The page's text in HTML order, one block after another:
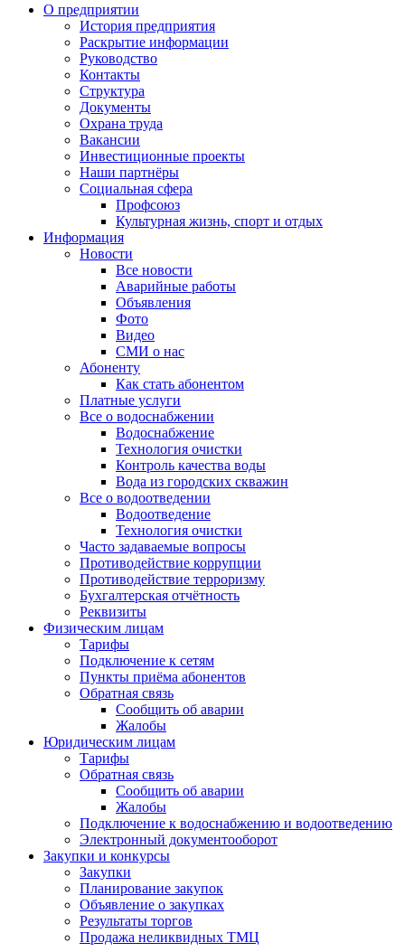
О предприятии
История предприятия
Раскрытие информации
Руководство
Контакты
Структура
Документы
Охрана труда
Вакансии
Инвестиционные проекты
Наши партнёры
Социальная сфера
Профсоюз
Культурная жизнь, спорт и отдых
Информация
Новости
Все новости
Аварийные работы
Объявления
Фото
Видео
СМИ о нас
Абоненту
Как стать абонентом
Платные услуги
Все о водоснабжении
Водоснабжение
Технология очистки
Контроль качества воды
Вода из городских скважин
Все о водоотведении
Водоотведение
Технология очистки
Часто задаваемые вопросы
Противодействие коррупции
Противодействие терроризму
Бухгалтерская отчётность
Реквизиты
Физическим лицам
Тарифы
Подключение к сетям
Пункты приёма абонентов
Обратная связь
Сообщить об аварии
Жалобы
Юридическим лицам
Тарифы
Обратная связь
Сообщить об аварии
Жалобы
Подключение к водоснабжению и водоотведению
Электронный документооборот
Закупки и конкурсы
Закупки
Планирование закупок
Объявление о закупках
Результаты торгов
Продажа неликвидных ТМЦ